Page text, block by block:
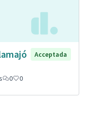
Acceptada
0 0